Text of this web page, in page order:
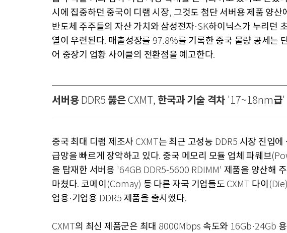
시에 집중하던 중국이 디램 시장, 그것도 첨단 서버용 제품 양산
반도체 주주들의 자산 가치와 삼성전자·SK하이닉스가 누리던
열이 우련된다. 매출성장률 97.8%를 기록한 중국 물량 공세는
어 중장기 업황 사이클의 전환점을 예고한다.
서버용 DDR5 뚫은CXMT, 한국과 기술 격차 '17~18nm급'
중국 최대 디램 제조사 CXMT 는 최근 고성능 DDR5 시장 진입에
급망을 빠르게 장악하고 있다. 중국 메모리 모듈 업체 파웨브
을 탑재한 서버용 '64GB DDR5-5600 RDIMM' 제품을 양산해
마쳤다. 코메이 (Comay) 등 다른 자국 기업들도 CXMT 다이 (Die)
업용·기업용 DDR5 제품을 출시했다.
CXMT 의 최신 제품군은 최대 8000Mbps 속도와 16Gb·24Gb